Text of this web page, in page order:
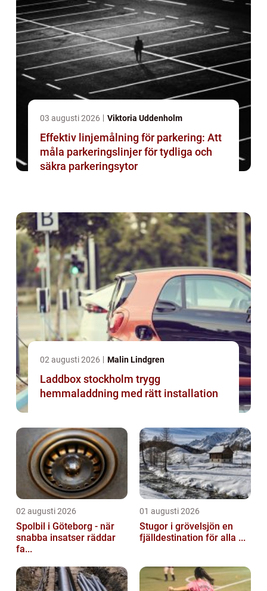
03 augusti 2026 Viktoria Uddenholm
Effektiv linjemålning för parkering: Att
måla parkeringslinjer för tydliga och
säkra parkeringsytor
02 augusti 2026 Malin Lindgren
Laddbox stockholm trygg
hemmaladdning med rätt installation
02 augusti 2026
Spolbil i Göteborg - när
snabba insatser räddar
fa...
01 augusti 2026
Stugor i grövelsjön en
fjälldestination för alla ...